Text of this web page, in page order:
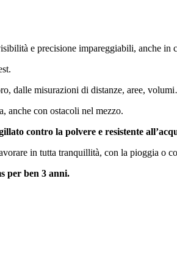
e precisione impareggiabili, anche in
dalle misurazioni di distanze, aree,
anche con ostacoli nel mezzo.
contro la polvere e resistente
in tutta tranquillità, con la pioggia o
per ben 3 anni.